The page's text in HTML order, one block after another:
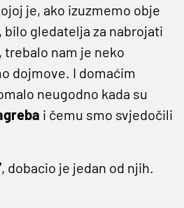
je, ako izuzmemo obje
gledatelja za nabrojati
nam je neko
dojmove. I domaćim
neugodno kada su
i čemu smo svjedočili
, dobacio je jedan od njih.